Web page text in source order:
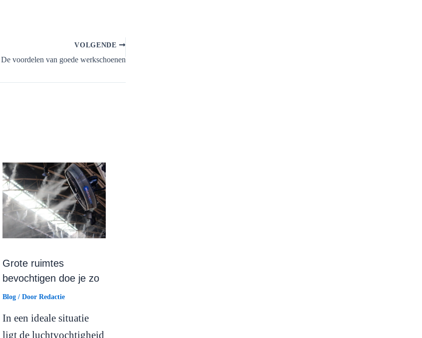
VOLGENDE
De voordelen van goede werkschoenen
Grote ruimtes
bevochtigen doe je zo
Blog / DoorRedactie
In een ideale situatie
ligt de luchtvochtigheid